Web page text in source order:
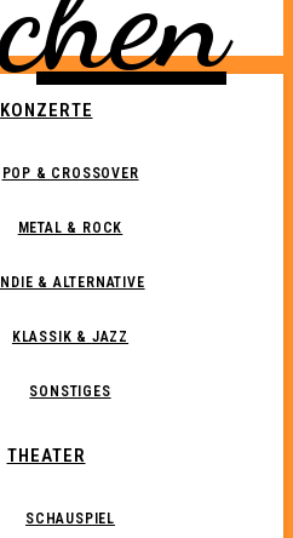
KONZERTE
POP & CROSSOVER
METAL & ROCK
INDIE & ALTERNATIVE
KLASSIK & JAZZ
SONSTIGES
THEATER
SCHAUSPIEL